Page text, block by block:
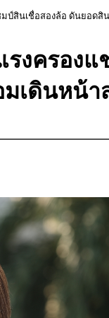
มป์สินเชื่อสองล้อ ดันยอดสิ
รงครอง
เดินหน้า